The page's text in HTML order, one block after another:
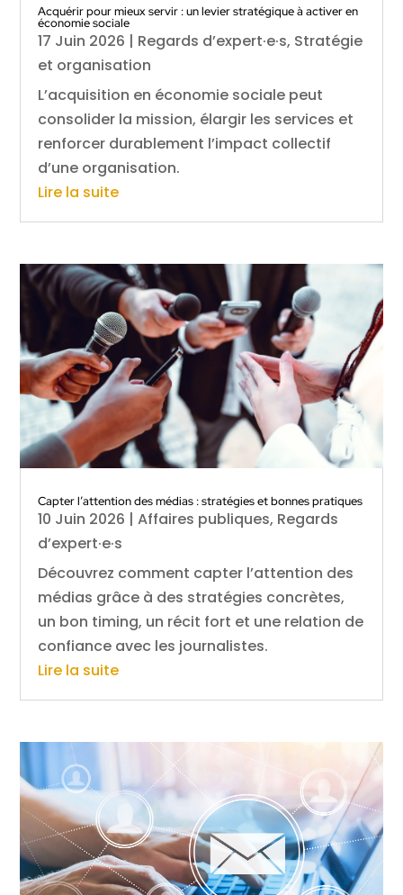
Acquérir pour mieux servir : un levier stratégique à activer en
économie sociale
17 Juin 2026 | Regards d’expert·e·s, Stratégie
et organisation
L’acquisition en économie sociale peut
consolider la mission, élargir les services et
renforcer durablement l’impact collectif
d’une organisation.
Lire la suite
Capter l’attention des médias : stratégies et bonnes pratiques
10 Juin 2026 |Affaires publiques, Regards
d’expert·e·s
Découvrez comment capter l’attention des
médias grâce à des stratégies concrètes,
un bon timing, un récit fort et une relation de
confiance avec les journalistes.
Lire la suite